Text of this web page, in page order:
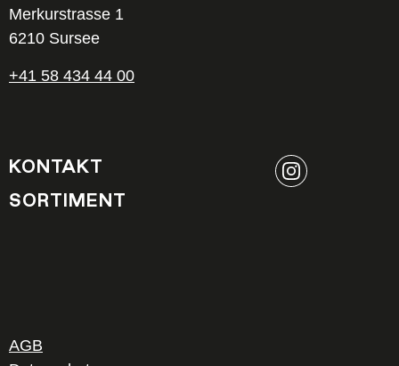
Merkurstrasse 1
6210 Sursee
+41 58 434 44 00
KONTAKT
SORTIMENT
AGB